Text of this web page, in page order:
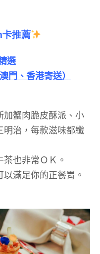
卡推薦
選
門、香港寄送）
加蟹肉脆皮酥派、小
明治，每款滋味都纖
也非常ＯＫ。
滿足你的正餐胃。